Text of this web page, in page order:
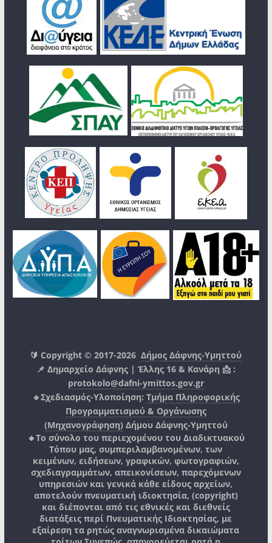
🔰 Copyright © 2017-2026Δήμος Δάφνης-Υμηττού
📌 Δημαρχείο Δάφνης | Έλλης 16 & Κανάρη 📩 :
protokolo@dafni-ymittos.gov.gr
🔹Σχεδιασμός-Υλοποίηση: Τμήμα Πληροφορικής
Προγραμματισμού & Οργάνωσης
(Μηχανογράφηση) Δήμου Δάφνης-Υμηττού
🔸Το σύνολο του περιεχομένου του Διαδικτυακού
Τόπου μας, συμπεριλαμβανομένων, των
κειμένων, ειδήσεων, γραφικών, φωτογραφιών,
σχεδιαγραμμάτων, απεικονίσεων, παρεχόμενων
υπηρεσιών και γενικά κάθε είδους αρχείων,
αποτελούν πνευματική ιδιοκτησία, (copyright)
και διέπονται από τις εθνικές και διεθνείς
διατάξεις περί Πνευματικής Ιδιοκτησίας, με
εξαίρεση τα ρητώς αναγνωρισμένα δικαιώματα